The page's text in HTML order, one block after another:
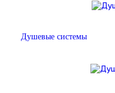
Душевые системы